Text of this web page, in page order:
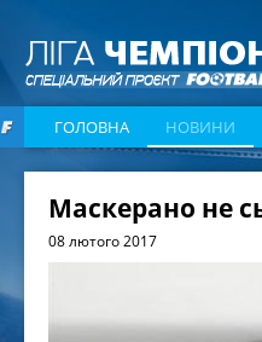
ГОЛОВНА НОВИНИ
Маскерано не
08 лютого 2017